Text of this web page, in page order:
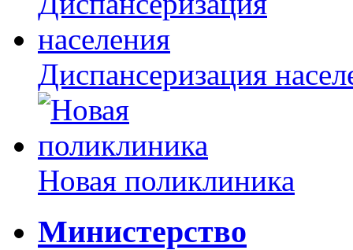
Диспансеризация
Новая поликлиника
Министерство